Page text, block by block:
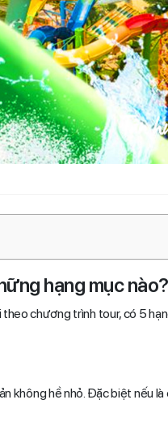
hạng mục nào?
theo chương trình tour, có 5
không hề nhỏ. Đặc biệt nếu